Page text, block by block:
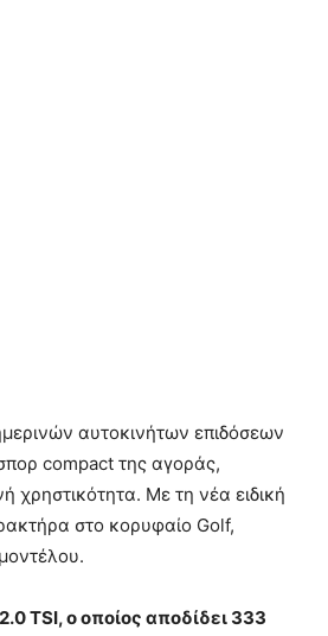
αυτοκινήτων επιδόσεων
compact της αγοράς,
χρηστικότητα. Με τη νέα ειδική
στο κορυφαίο Golf,
TSI, ο οποίος αποδίδει 333